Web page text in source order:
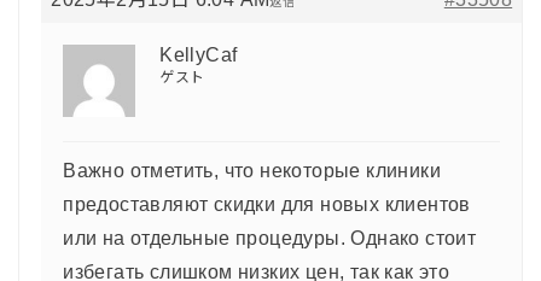
KellyCaf
ゲスト
Важно отметить, что некоторые клиники
предоставляют скидки для новых клиентов
или на отдельные процедуры. Однако стоит
избегать слишком низких цен, так как это